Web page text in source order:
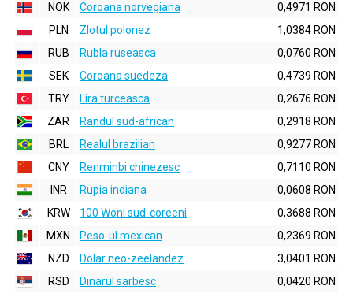
NOK
Coroana norvegiana
0,4971 RON
PLN
Zlotul polonez
1,0384 RON
RUB
Rubla ruseasca
0,0760 RON
SEK
Coroana suedeza
0,4739 RON
TRY
Lira turceasca
0,2676 RON
ZAR
Randul sud-african
0,2918 RON
BRL
Realul brazilian
0,9277 RON
CNY
Renminbi chinezesc
0,7110 RON
INR
Rupia indiana
0,0608 RON
KRW
100 Woni sud-coreeni
0,3688 RON
MXN
Peso-ul mexican
0,2369 RON
NZD
Dolar neo-zeelandez
3,0401 RON
RSD
Dinarul sarbesc
0,0420 RON